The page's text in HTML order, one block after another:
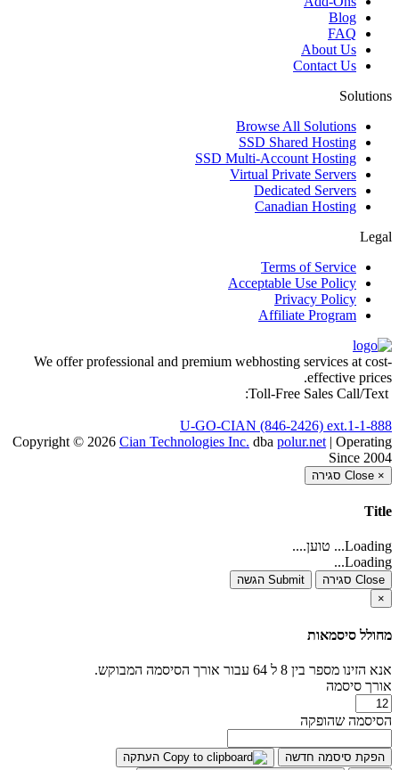
Blog
FAQ
About Us
Contact Us
Solutions
Browse All Solutions
SSD Shared Hosting
SSD Multi-Account Hosting
Virtual Private Servers
Dedicated Servers
Canadian Hosting
Legal
Terms of Service
Acceptable Use Policy
Privacy Policy
Affiliate Program
We offer professional and premium webhosting services at cost-
effective prices.
Toll-Free Sales Call/Text:
1-888-U-GO-CIAN (846-2426) ext.1
Copyright © 2026 Cian Technologies Inc. dba polur.net | Operating
Since 2004
×
Close סגירה
Title
Loading... טוען....
Loading...
Close סגירה
Submit הגשה
×
מחולל סיסמאות
אנא הזינו מספר בין 8 ל 64 עבור אורך הסיסמה המבוקש.
אורך סיסמה
הסיסמה שהופקה
הפקת סיסמה חדשה